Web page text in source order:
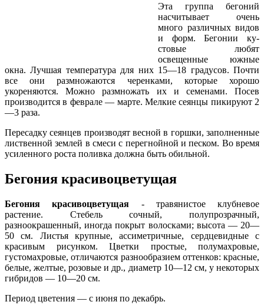
Эта группа бегоний
насчитывает очень
много различных видов
и форм. Бегонии ку­
стовые любят
освещенные южные
окна. Лучшая температура для них 15—18 граду­сов. Почти
все они размножаются черенка­ми, которые хорошо
укореняются. Можно размножать их и семенами. Посев
произво­дится в феврале — марте. Мелкие сеянцы пикируют 2
—3 раза.
Пересадку сеянцев производят весной в горшки, заполненные
лиственной землей в смеси с перегнойной и песком. Во время
уси­ленного роста поливка должна быть обиль­ной.
Бегония красивоцветущая
Бегония красивоцветущая - травянистое клубневое
растение. Стебель сочный, полупрозрачный,
разноокрашенный, иногда покрыт воло­сками; высота — 20—
50 см. Листья крупные, ассиметричные, сердцевид­ные с
красивым рисунком. Цветки простые, полумахровые,
густомахровые, отличаются разнообразием оттенков: красные,
белые, желтые, розовые и др., диаметр 10—12 см, у некоторых
гибридов — 10—20 см.
Период цветения — с июня по декабрь.